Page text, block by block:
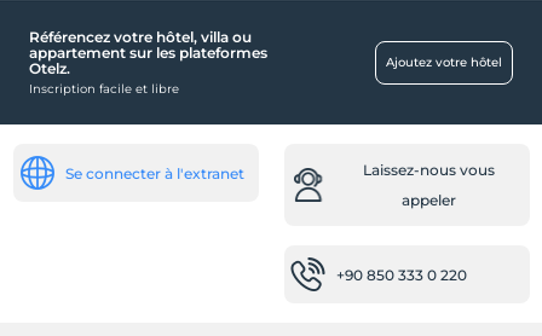
Piscine
Transport
Référencez votre hôtel, villa ou
appartement sur les plateformes
Otelz.
Inscription facile et libre
Ajoutez votre hôtel
Se connecter à l'extranet
Laissez-nous vous
appeler
+90 850 333 0 220